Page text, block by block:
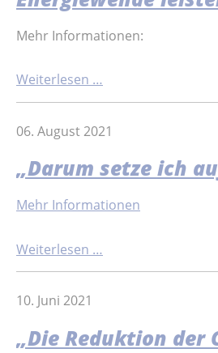
Mehr Informationen:
Weiterlesen …
06. August 2021
„Darum setze ich
Mehr Informationen
Weiterlesen …
10. Juni 2021
„Die Reduktion der